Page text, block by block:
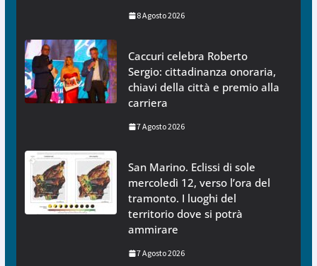
8 Agosto 2026
Caccuri celebra Roberto
Sergio: cittadinanza onoraria,
chiavi della città e premio alla
carriera
7 Agosto 2026
San Marino. Eclissi di sole
mercoledì 12, verso l’ora del
tramonto. I luoghi del
territorio dove si potrà
ammirare
7 Agosto 2026